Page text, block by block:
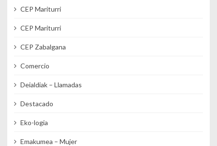
CEP Mariturri
CEP Mariturri
CEP Zabalgana
Comercio
Deialdiak – Llamadas
Destacado
Eko-logia
Emakumea – Mujer